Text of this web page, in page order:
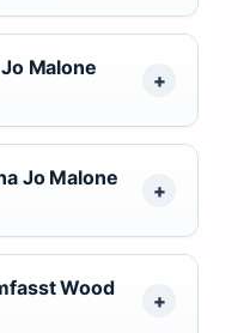
Malone
Jo Malone
Wood